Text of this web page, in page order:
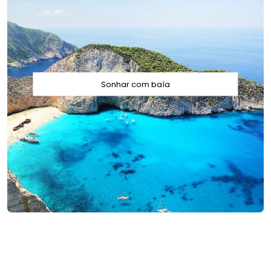
Sonhar com baía